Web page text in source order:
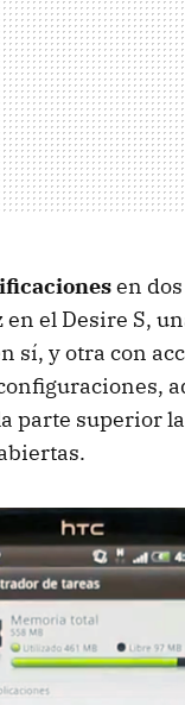
en
el Desire S,
sí, y otra con
parte superior